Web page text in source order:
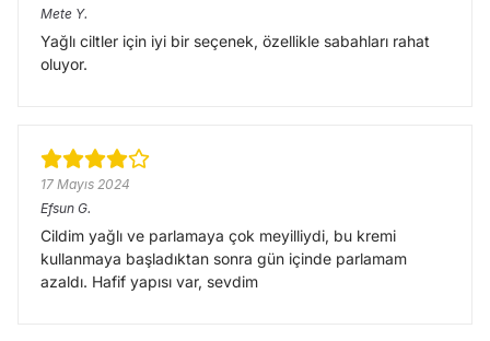
Mete Y.
Yağlı ciltler için iyi bir seçenek, özellikle sabahları rahat
oluyor.
17 Mayıs 2024
Efsun G.
Cildim yağlı ve parlamaya çok meyilliydi, bu kremi
kullanmaya başladıktan sonra gün içinde parlamam
azaldı. Hafif yapısı var, sevdim